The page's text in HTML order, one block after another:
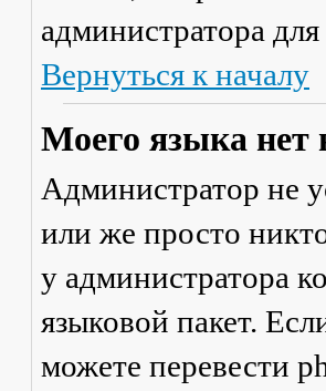
администратора
Вернуться к началу
Моего языка нет
Администратор не
или же просто
у администратора
языковой пакет.
можете перевести